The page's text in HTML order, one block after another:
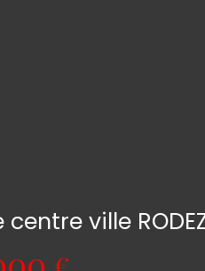
ville